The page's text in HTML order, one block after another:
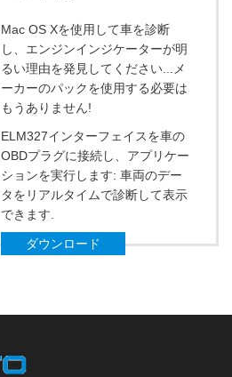
Mac OS Xを使用して車を診断
し、エンジンインジケーターが明
るい理由を発見してください...メ
ーカーのパックを使用する必要は
もうありません!
ELM327インターフェイスを車の
OBDプラグに接続し、アプリケー
ションを実行します: 車両のデー
タをリアルタイムで診断して表示
できます.
ダウンロード